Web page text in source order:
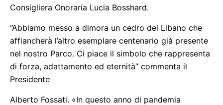
Consigliera Onoraria Lucia Bosshard.
“Abbiamo messo a dimora un cedro del Libano che
affiancherà l’altro esemplare centenario già presente
nel nostro Parco. Ci piace il simbolo che rappresenta
di forza, adattamento ed eternità” commenta il
Presidente
Alberto Fossati. «In questo anno di pandemia